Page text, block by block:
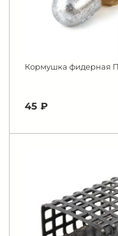
Кормушка фидерная
45 ₽